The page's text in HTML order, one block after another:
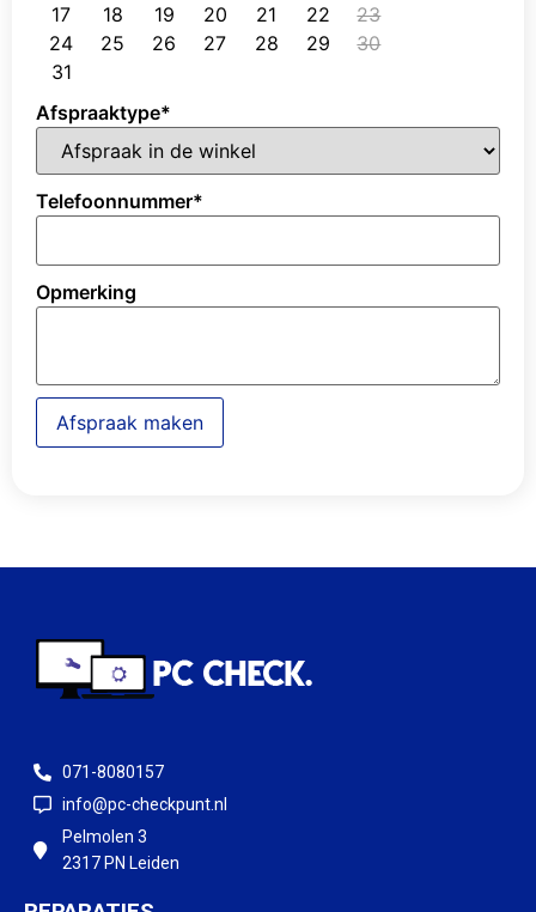
17
18 19 20 21 22
23
24
25 26 27 28 29
30
31
Afspraaktype*
Telefoonnummer*
Opmerking
Afspraak maken
071-8080157
info@pc-checkpunt.nl
Pelmolen 3
2317 PN Leiden